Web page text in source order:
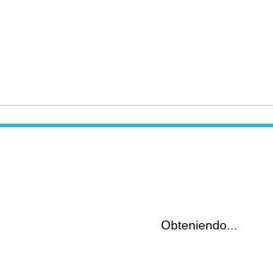
Obteniendo...